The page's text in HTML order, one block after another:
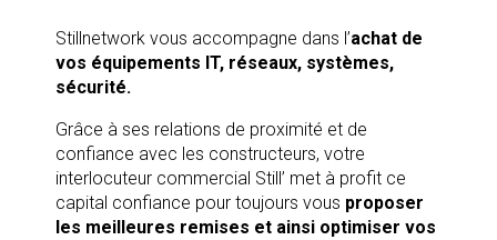
Stillnetwork vous accompagne dans l’achat de
vos équipements IT, réseaux, systèmes,
sécurité.
Grâce à ses relations de proximité et de
confiance avec les constructeurs, votre
interlocuteur commercial Still’ met à profit ce
capital confiance pour toujours vous proposer
les meilleures remises et ainsi optimiser vos